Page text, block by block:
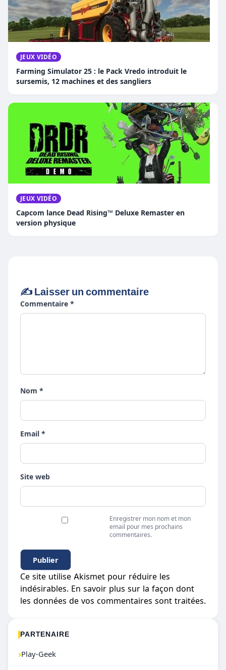
JEUX VIDÉO
Farming Simulator 25 : le Pack Vredo introduit le
sursemis, 12 machines et des sangliers
JEUX VIDÉO
Capcom lance Dead Rising™ Deluxe Remaster en
version physique
✍️ Laisser un commentaire
Commentaire *
Nom *
Email *
Site web
Enregistrer mon nom et mon
email pour mes prochains
commentaires.
Ce site utilise Akismet pour réduire les
indésirables. En savoir plus sur la façon dont
les données de vos commentaires sont traitées.
PARTENAIRE
›Play-Geek